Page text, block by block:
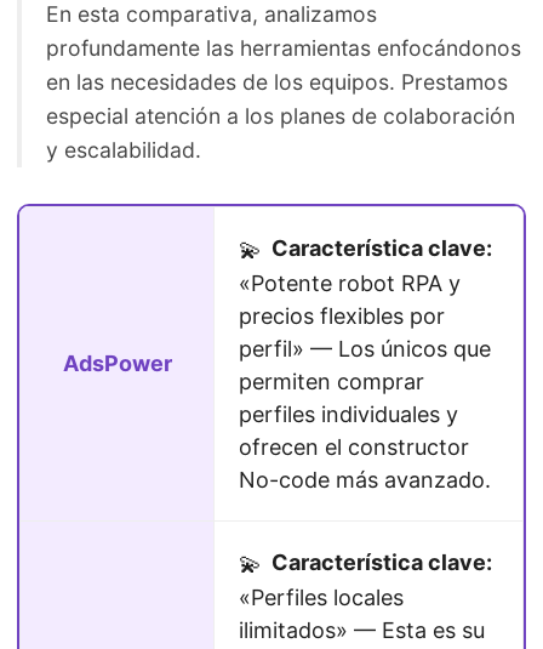
En esta comparativa, analizamos
profundamente las herramientas enfocándonos
en las necesidades de los equipos. Prestamos
especial atención a los planes de colaboración
y escalabilidad.
AdsPower
💫 Característica clave:
«Potente robot RPA y
precios flexibles por
perfil» — Los únicos que
permiten comprar
perfiles individuales y
ofrecen el constructor
No-code más avanzado.
💫 Característica clave:
«Perfiles locales
ilimitados» — Esta es su